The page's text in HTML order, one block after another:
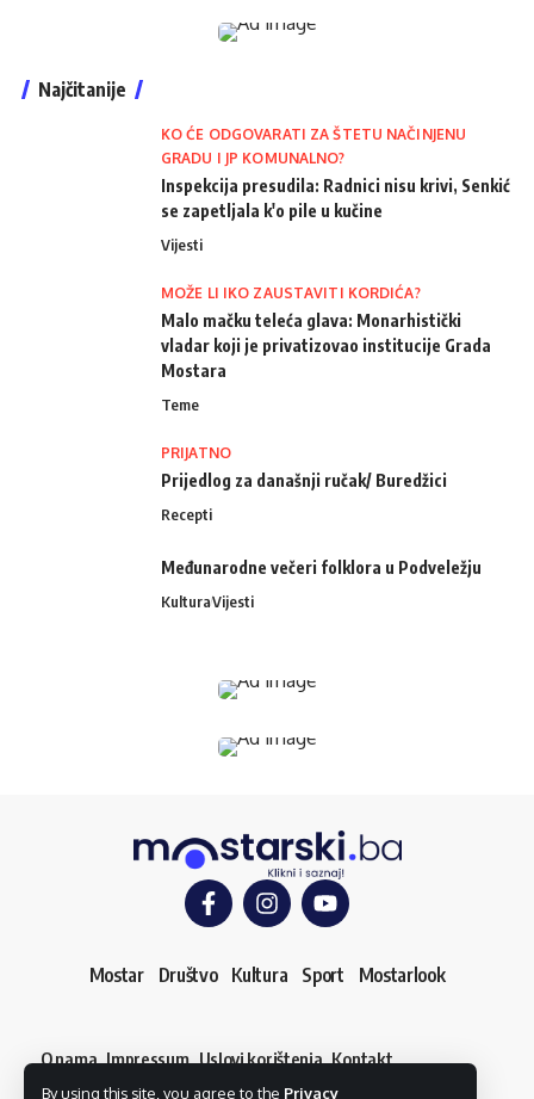
By using this site, you agree to the Privacy
Najčitanije
KO ĆE ODGOVARATI ZA ŠTETU NAČINJENU
GRADU I JP KOMUNALNO?
Inspekcija presudila: Radnici nisu krivi, Senkić
se zapetljala k'o pile u kučine
Vijesti
MOŽE LI IKO ZAUSTAVITI KORDIĆA?
Malo mačku teleća glava: Monarhistički
vladar koji je privatizovao institucije Grada
Mostara
Teme
PRIJATNO
Prijedlog za današnji ručak/ Buredžici
Recepti
Međunarodne večeri folklora u Podveležju
KulturaVijesti
Mostar Društvo Kultura Sport Mostarlook
O nama Impressum Uslovi korištenja Kontakt
Dojavi vijest